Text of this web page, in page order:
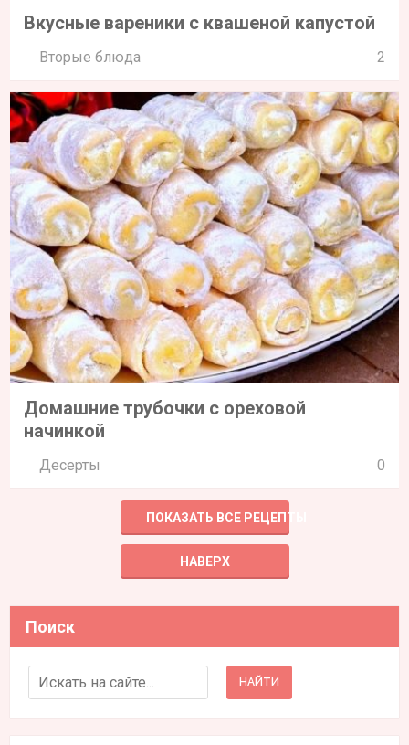
Вкусные вареники с квашеной капустой
Вторые блюда 2
Домашние трубочки с ореховой
начинкой
Десерты 0
ПОКАЗАТЬ ВСЕ РЕЦЕПТЫ
НАВЕРХ
Поиск
Search for: